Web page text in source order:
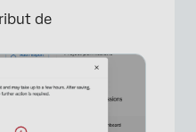
de